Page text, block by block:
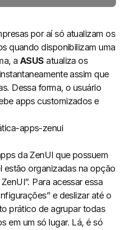
por aí só atualizam os
quando disponibilizam uma
a ASUS atualiza os
instantaneamente assim que
Dessa forma, o usuário
apps customizados e
da ZenUI que possuem
estão organizadas na opção
Para acessar essa
e deslizar até o
prático de agrupar todas
em um só lugar. Lá, é só